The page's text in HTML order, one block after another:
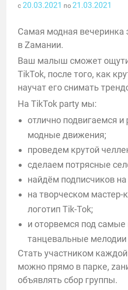
с 20.03.2021 по 21.03.2021
Самая модная вечеринка
в Zамании.
Ваш малыш сможет
TikTok, после того, как
научат его снимать
На TikTok party мы:
отлично подвигаемся
модные движения;
проведем крутой
сделаем потрясные
найдём подписчиков на
на творческом мастер-
логотип Tik-Tok;
и оторвемся под самые
танцевальные мелодии
Стать участником
можно прямо в парке,
объявлять сбор группы.